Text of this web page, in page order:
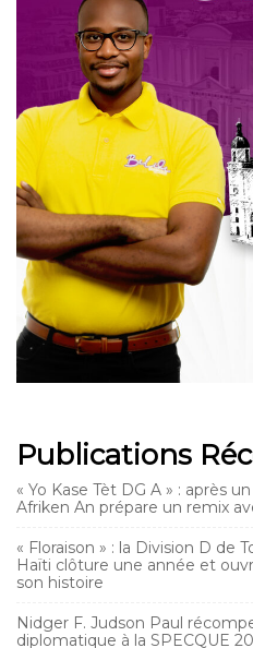
Publications
« Yo Kase Tèt DG A » : après
Afriken An prépare un remix
« Floraison » : la Division D de
Haïti clôture une année et
son histoire
Nidger F. Judson Paul
diplomatique à la SPECQUE